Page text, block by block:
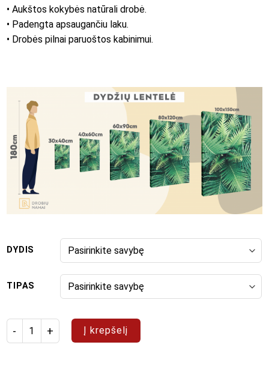
• Aukštos kokybės natūrali drobė.
• Padengta apsaugančiu laku.
• Drobės pilnai paruoštos kabinimui.
DYDIS
TIPAS
produkto kiekis: Paveikslų rinkinys "Moterys"
Į krepšelį